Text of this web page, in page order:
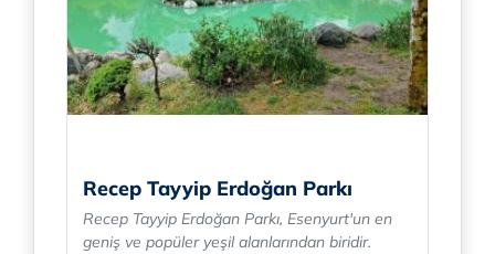
Recep Tayyip Erdoğan Parkı
Recep Tayyip Erdoğan Parkı, Esenyurt'un en
geniş ve popüler yeşil alanlarından biridir.